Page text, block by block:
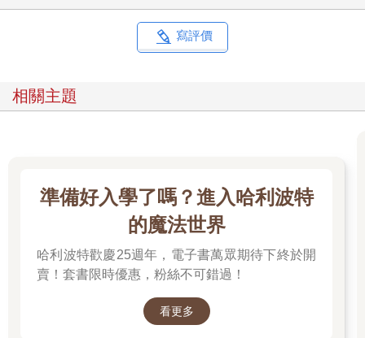
寫評價
相關主題
準備好入學了嗎？進入哈利波特
的魔法世界
哈利波特歡慶25週年，電子書萬眾期待下終於開
賣！套書限時優惠，粉絲不可錯過！
看更多